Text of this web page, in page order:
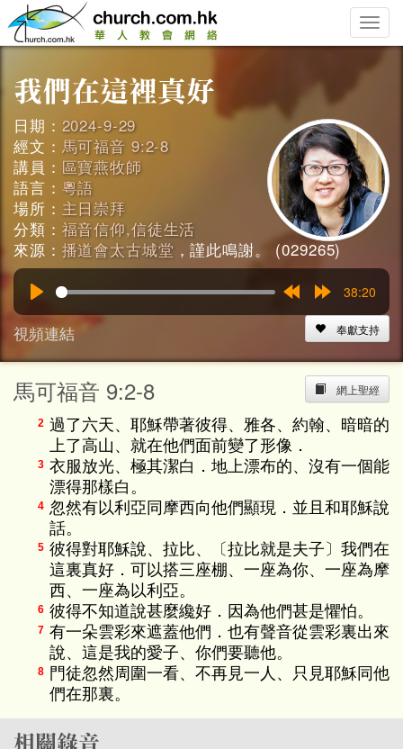
Toggle
日期： 2024-9-29
經文： 馬可福音 9:2-8
講員： 區寶燕牧師
語言： 粵語
場所： 主日崇拜
分類： 福音信仰,信徒生活
來源： 播道會太古城堂 ，謹此鳴謝。 (029265)
15s
38:20
視頻連結 奉獻支持
網上聖經
馬可福音 9:2-8
2 過了六天、耶穌帶著彼得、雅各、約翰、暗暗的
上了高山、就在他們面前變了形像．
3 衣服放光、極其潔白．地上漂布的、沒有一個能
漂得那樣白。
4 忽然有以利亞同摩西向他們顯現．並且和耶穌說
話。
5 彼得對耶穌說、拉比、〔拉比就是夫子〕我們在
這裏真好．可以搭三座棚、一座為你、一座為摩
西、一座為以利亞。
6 彼得不知道說甚麼纔好．因為他們甚是懼怕。
7 有一朵雲彩來遮蓋他們．也有聲音從雲彩裏出來
說、這是我的愛子、你們要聽他。
8 門徒忽然周圍一看、不再見一人、只見耶穌同他
們在那裏。